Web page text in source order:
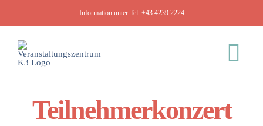
springen
Information unter Tel: +43 4239 2224
K3
Teilnehmerkonzert